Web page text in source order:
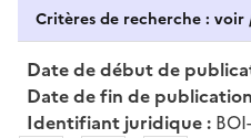
Critères de recherche :
Date de début de
Date de fin de
Identifiant juridique :